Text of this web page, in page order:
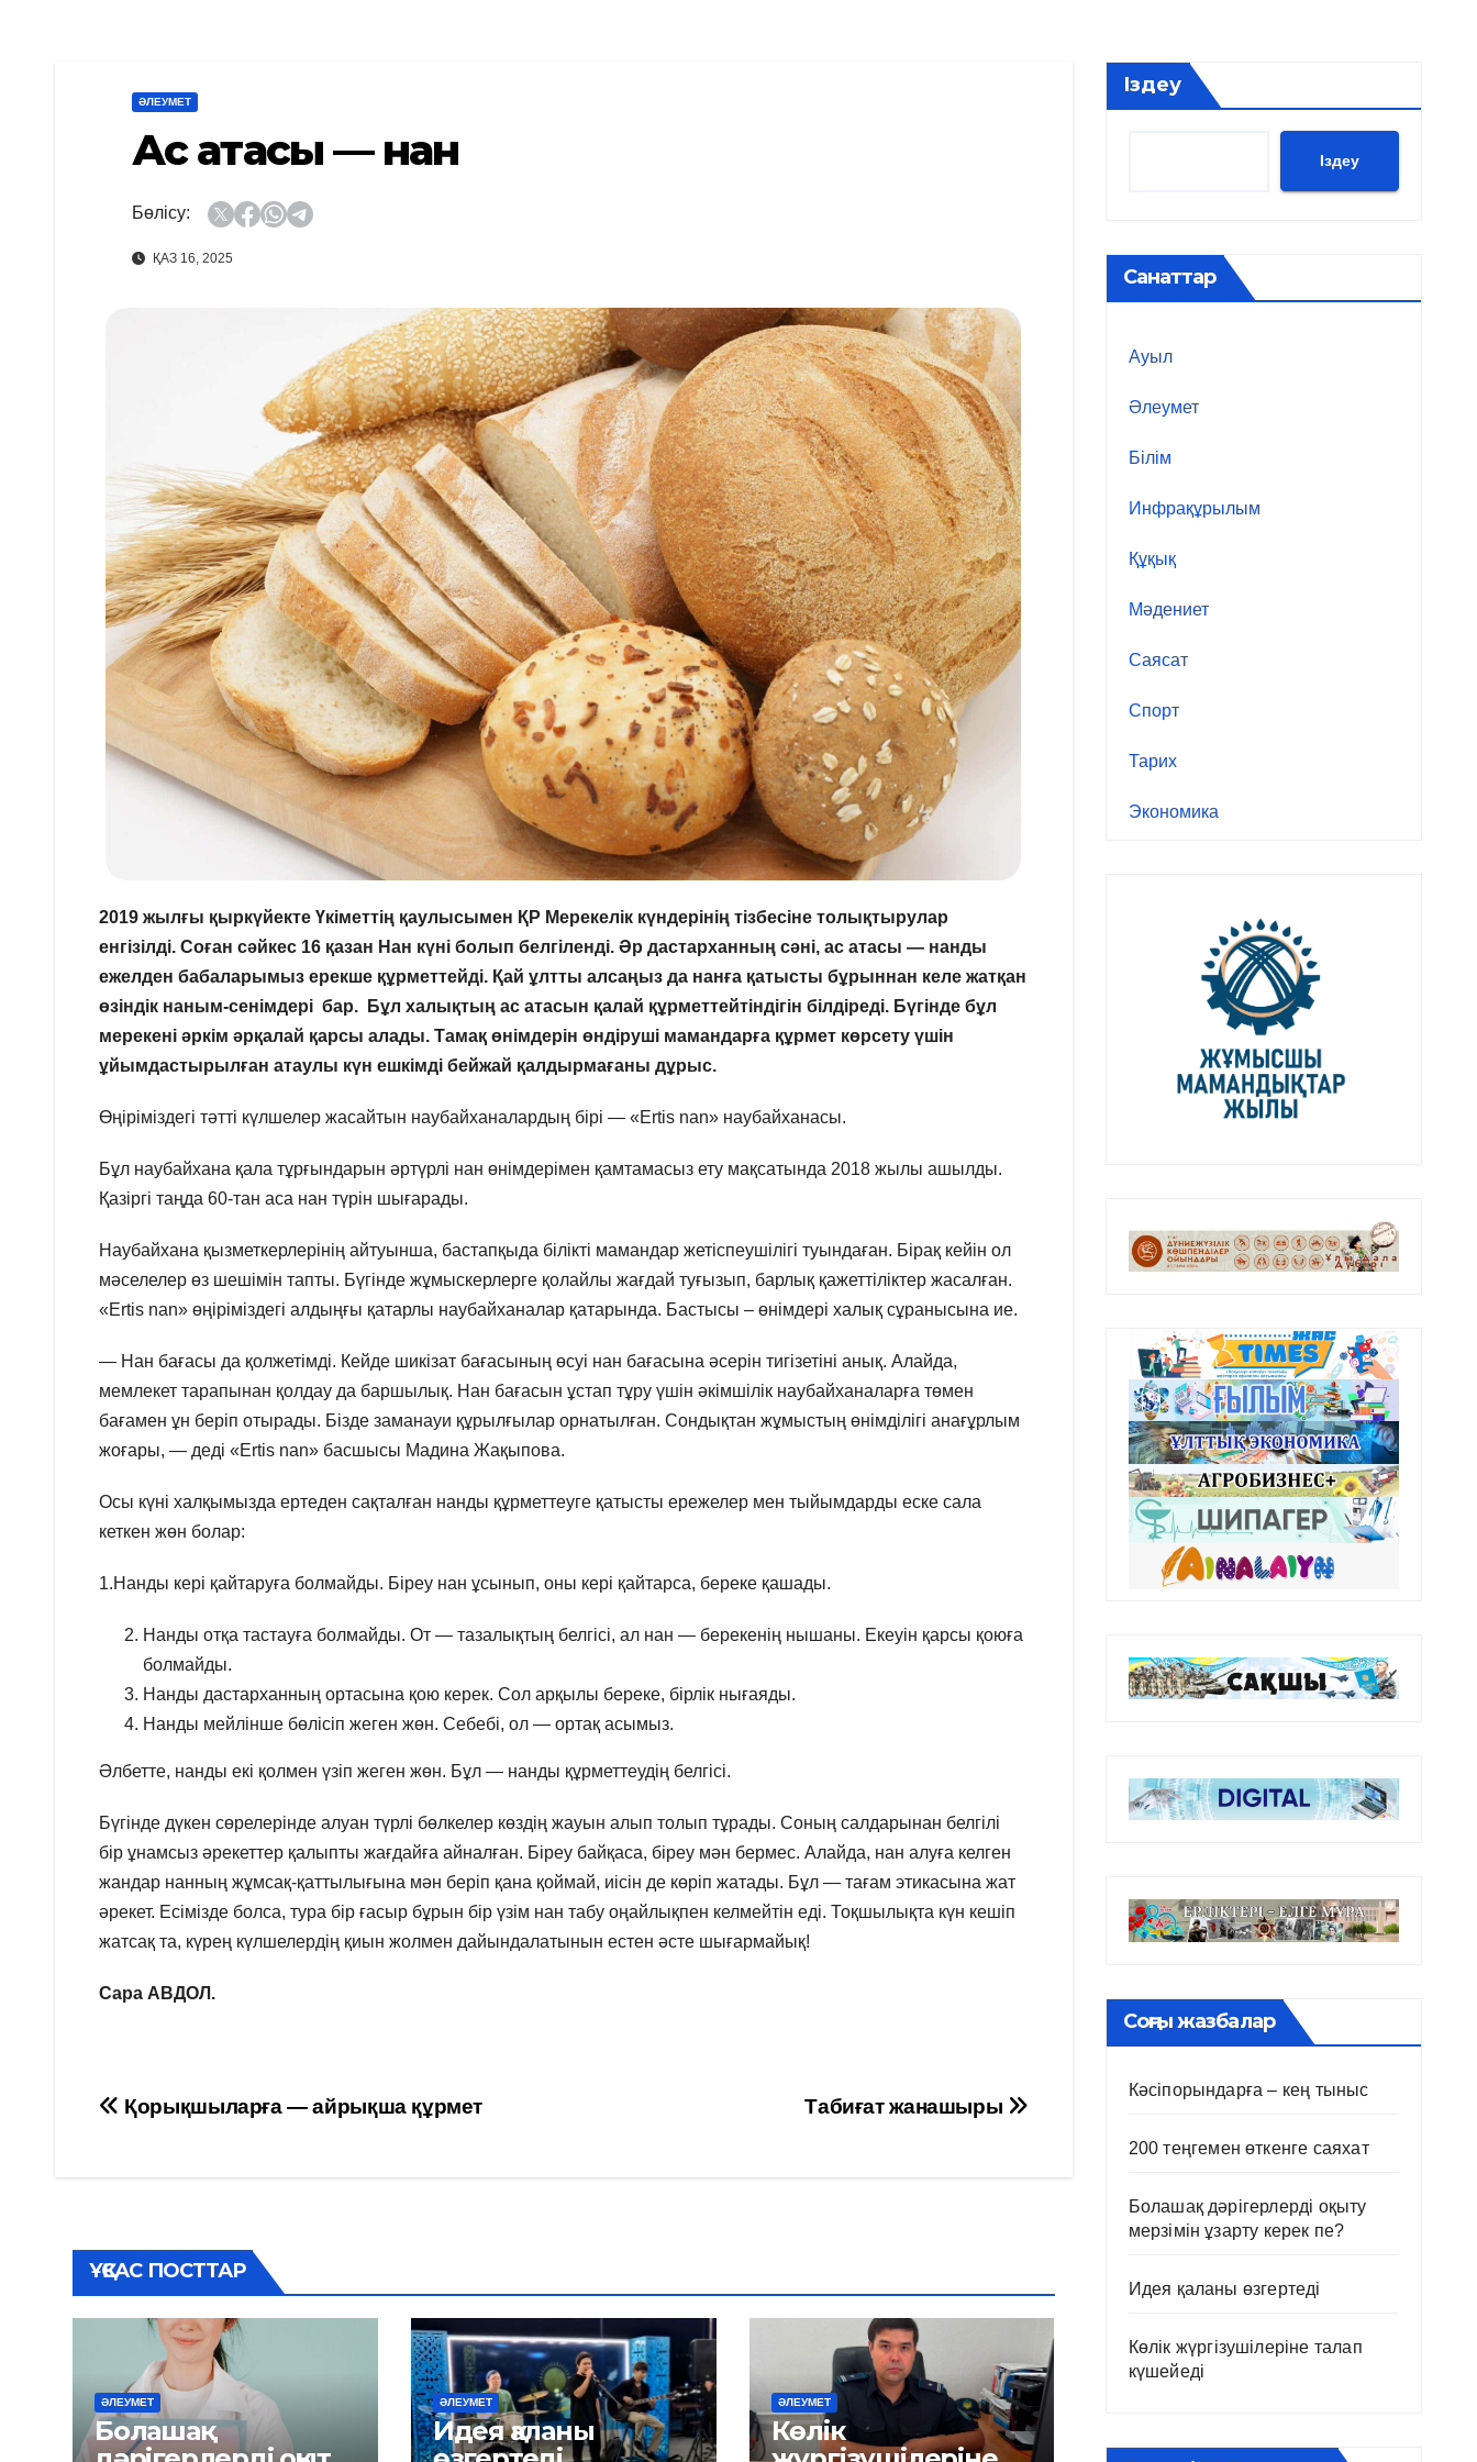
ӘЛЕУМЕТ
Ас атасы — нан
Бөлісу:
ҚАЗ 16, 2025
2019 жылғы қыркүйекте Үкіметтің қаулысымен ҚР Мерекелік күндерінің тізбесіне толықтырулар
енгізілді. Соған сәйкес 16 қазан Нан күні болып белгіленді. Әр дастарханның сәні, ас атасы — нанды
ежелден бабаларымыз ерекше құрметтейді. Қай ұлтты алсаңыз да нанға қатысты бұрыннан келе жатқан
өзіндік наным-сенімдері бар. Бұл халықтың ас атасын қалай құрметтейтіндігін білдіреді. Бүгінде бұл
мерекені әркім әрқалай қарсы алады. Тамақ өнімдерін өндіруші мамандарға құрмет көрсету үшін
ұйымдастырылған атаулы күн ешкімді бейжай қалдырмағаны дұрыс.
Өңіріміздегі тәтті күлшелер жасайтын наубайханалардың бірі — «Ertis nan» наубайханасы.
Бұл наубайхана қала тұрғындарын әртүрлі нан өнімдерімен қамтамасыз ету мақсатында 2018 жылы ашылды.
Қазіргі таңда 60-тан аса нан түрін шығарады.
Наубайхана қызметкерлерінің айтуынша, бастапқыда білікті мамандар жетіспеушілігі туындаған. Бірақ кейін ол
мәселелер өз шешімін тапты. Бүгінде жұмыскерлерге қолайлы жағдай туғызып, барлық қажеттіліктер жасалған.
«Ertis nan» өңіріміздегі алдыңғы қатарлы наубайханалар қатарында. Бастысы – өнімдері халық сұранысына ие.
— Нан бағасы да қолжетімді. Кейде шикізат бағасының өсуі нан бағасына әсерін тигізетіні анық. Алайда,
мемлекет тарапынан қолдау да баршылық. Нан бағасын ұстап тұру үшін әкімшілік наубайханаларға төмен
бағамен ұн беріп отырады. Бізде заманауи құрылғылар орнатылған. Сондықтан жұмыстың өнімділігі анағұрлым
жоғары, — деді «Ertis nan» басшысы Мадина Жақыпова.
Осы күні халқымызда ертеден сақталған нанды құрметтеуге қатысты ережелер мен тыйымдарды еске сала
кеткен жөн болар:
1.Нанды кері қайтаруға болмайды. Біреу нан ұсынып, оны кері қайтарса, береке қашады.
Нанды отқа тастауға болмайды. От — тазалықтың белгісі, ал нан — берекенің нышаны. Екеуін қарсы қоюға
болмайды.
Нанды дастарханның ортасына қою керек. Сол арқылы береке, бірлік нығаяды.
Нанды мейлінше бөлісіп жеген жөн. Себебі, ол — ортақ асымыз.
Әлбетте, нанды екі қолмен үзіп жеген жөн. Бұл — нанды құрметтеудің белгісі.
Бүгінде дүкен сөрелерінде алуан түрлі бөлкелер көздің жауын алып толып тұрады. Соның салдарынан белгілі
бір ұнамсыз әрекеттер қалыпты жағдайға айналған. Біреу байқаса, біреу мән бермес. Алайда, нан алуға келген
жандар нанның жұмсақ-қаттылығына мән беріп қана қоймай, иісін де көріп жатады. Бұл — тағам этикасына жат
әрекет. Есімізде болса, тура бір ғасыр бұрын бір үзім нан табу оңайлықпен келмейтін еді. Тоқшылықта күн кешіп
жатсақ та, күрең күлшелердің қиын жолмен дайындалатынын естен әсте шығармайық!
Сара АВДОЛ.
Навигация
Табиғат жанашыры
Қорықшыларға — айрықша құрмет
ҰҚСАС ПОСТТАР
ӘЛЕУМЕТ
Болашақ
ӘЛЕУМЕТ
Идея қаланы
ӘЛЕУМЕТ
Көлік
Іздеу
Іздеу
Санаттар
Ауыл
Әлеумет
Білім
Инфрақұрылым
Құқық
Мәдениет
Саясат
Спорт
Тарих
Экономика
Соңғы жазбалар
Кәсіпорындарға – кең тыныс
200 теңгемен өткенге саяхат
Болашақ дәрігерлерді оқыту
мерзімін ұзарту керек пе?
Идея қаланы өзгертеді
Көлік жүргізушілеріне талап
күшейеді